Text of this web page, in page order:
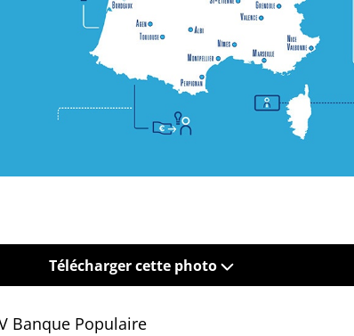
Télécharger cette photo
Banque Populaire